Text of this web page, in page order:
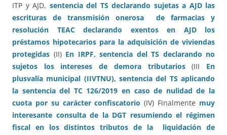
ITP y AJD, sentencia del TS declarando sujetas a AJD las
escrituras de transmisión onerosa de farmacias
y
resolución TEAC declarando exentos en AJD los
préstamos hipotecarios para la adquisición de viviendas
protegidas (II) En IRPF, sentencia del TS declarando no
sujetos los intereses de demora tributarios(III En
plusvalía municipal (IIVTNU), sentencia del TS aplicando
la sentencia del TC 126/2019 en caso de nulidad de la
cuota por su carácter confiscatorio (IV) Finalmente muy
interesante consulta de la DGT resumiendo el régimen
fiscal en los distintos tributos de la liquidación de